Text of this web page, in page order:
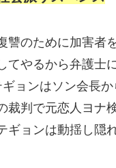
のために加害者
てやるから弁護士
ョンはソン会長
判で元恋人ヨナ
ギョンは動揺し隠